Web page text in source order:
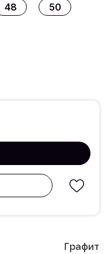
48
50
Графит